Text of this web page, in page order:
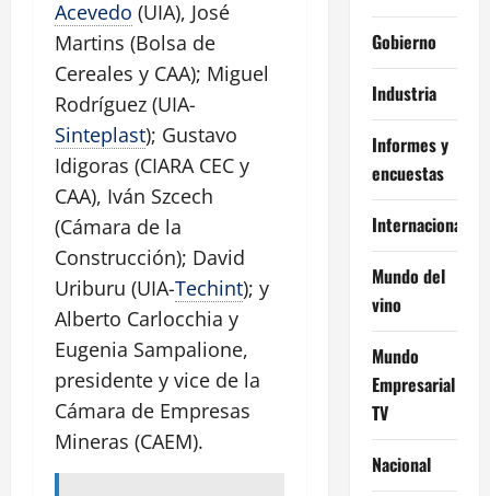
Acevedo (UIA), José
Martins (Bolsa de
Cereales y CAA); Miguel
Rodríguez (UIA-
Sinteplast); Gustavo
Idigoras (CIARA CEC y
CAA), Iván Szcech
(Cámara de la
Construcción); David
Uriburu (UIA-Techint); y
Alberto Carlocchia y
Eugenia Sampalione,
presidente y vice de la
Cámara de Empresas
Mineras (CAEM).
Gobierno
Industria
Informes y
encuestas
Internacional
Mundo del
vino
Mundo
Empresarial
TV
Nacional